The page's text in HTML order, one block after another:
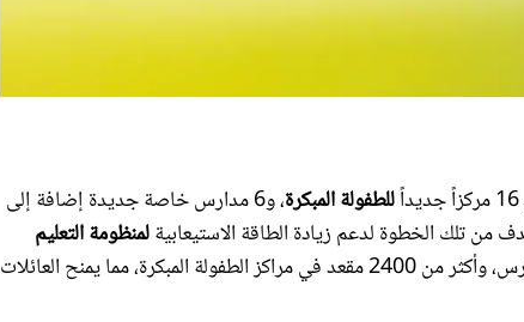
للطفولة المبكرة
، و6 مدارس خاصة جديدة إضافة إلى
لمنظومة التعليم
في الإمارة عبر توفير أكثر من 11 ألف مقعد دراسي جديد في المدارس، وأكثر من 2400 مقعد في مراكز الطفولة المبكرة، مما يمنح العائلات